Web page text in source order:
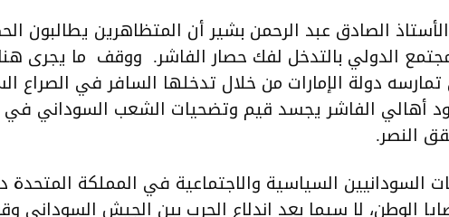
الصادق عبد الرحمن بشير أن المتظاهرين يطالبون
الدولي بالتدخل لفك حصار الفاشر. ووقف ما يجرى
تمارسه دولة الإمارات من خلال تدخلها السافر في الصراع
أهالي الفاشر يجسد قيم وتضحيات الشعب السوداني في
النصر.
السودانيين السياسية والاجتماعية في المملكة المتحدة
الوطن، لا سيما بعد اندلاع الحرب بين الجيش السوداني